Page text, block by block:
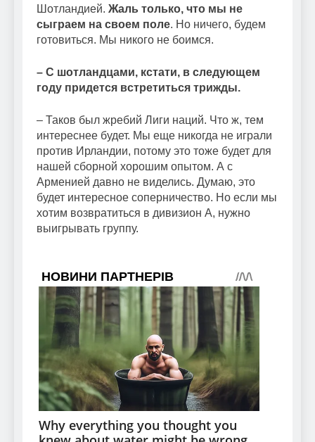
Шотландией. Жаль только, что мы не
сыграем на своем поле. Но ничего, будем
готовиться. Мы никого не боимся.
– С шотландцами, кстати, в следующем
году придется встретиться трижды.
– Таков был жребий Лиги наций. Что ж, тем
интереснее будет. Мы еще никогда не играли
против Ирландии, потому это тоже будет для
нашей сборной хорошим опытом. А с
Арменией давно не виделись. Думаю, это
будет интересное соперничество. Но если мы
хотим возвратиться в дивизион А, нужно
выигрывать группу.